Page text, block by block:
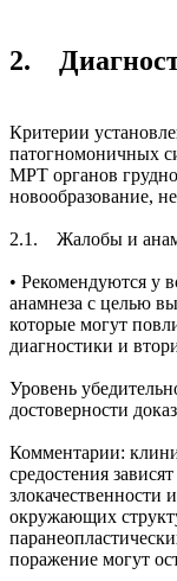
2.
Критерии
патогномоничных
МРТ органов
новообразование,
2.1. Жалобы и
• Рекомендуются у
анамнеза с целью
которые могут
диагностики и
Уровень
достоверности
Комментарии:
средостения
злокачественности
окружающих
поражение могут